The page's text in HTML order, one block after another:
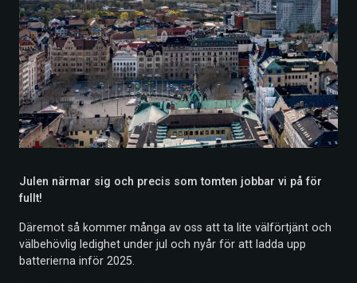
Julen närmar sig och precis som tomten jobbar vi på för
fullt!
Däremot så kommer många av oss att ta lite välförtjänt och
välbehövlig ledighet under jul och nyår för att ladda upp
batterierna inför 2025.